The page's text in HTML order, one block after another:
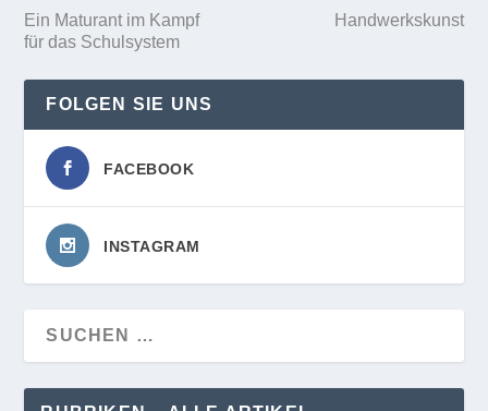
Ein Maturant im Kampf
für das Schulsystem
Handwerkskunst
FOLGEN SIE UNS
FACEBOOK
INSTAGRAM